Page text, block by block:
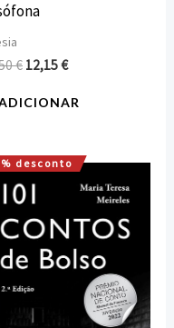
€ 12,15€
desconto
O
preço
original
era:
7,50 €.
O
preço
é:
6,75 €.